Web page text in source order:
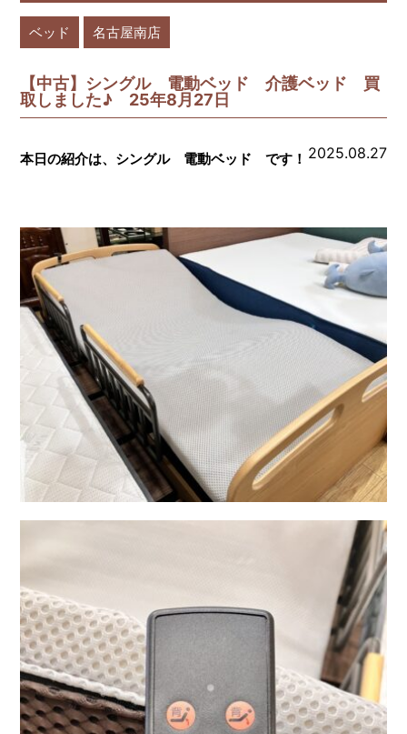
ベッド 名古屋南店
【中古】シングル 電動ベッド 介護ベッド 買
取しました♪ 25年8月27日
2025.08.27
本日の紹介は、シングル 電動ベッド です！